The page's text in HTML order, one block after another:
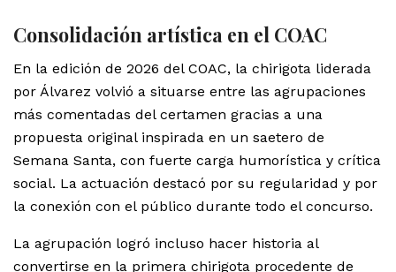
Consolidación artística en el COAC
En la edición de 2026 del COAC, la chirigota liderada
por Álvarez volvió a situarse entre las agrupaciones
más comentadas del certamen gracias a una
propuesta original inspirada en un saetero de
Semana Santa, con fuerte carga humorística y crítica
social. La actuación destacó por su regularidad y por
la conexión con el público durante todo el concurso.
La agrupación logró incluso hacer historia al
convertirse en la primera chirigota procedente de